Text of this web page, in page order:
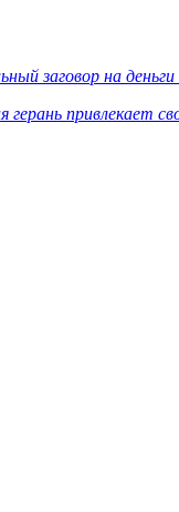
заговор на
герань привлекает